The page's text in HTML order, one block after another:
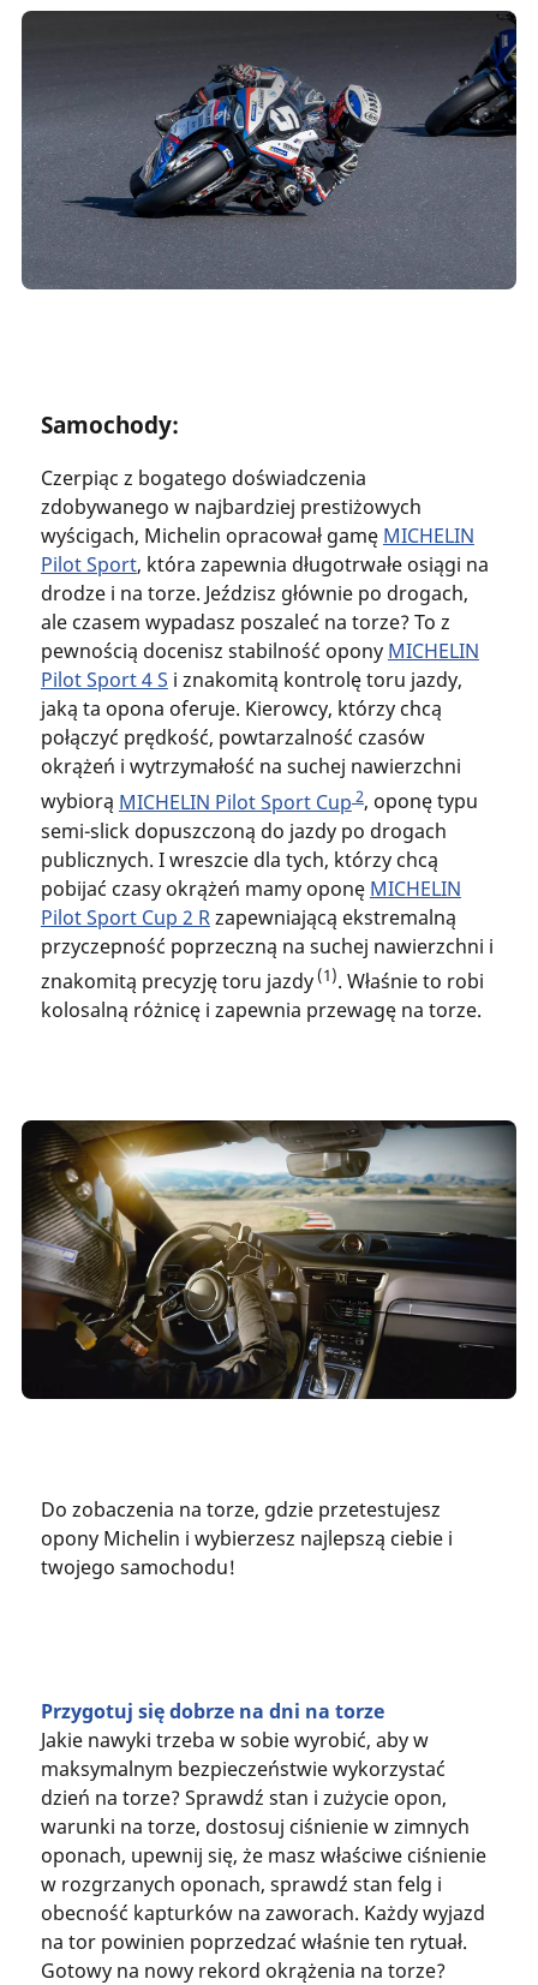
Samochody:
Czerpiąc z bogatego doświadczenia
zdobywanego w najbardziej prestiżowych
wyścigach, Michelin opracował gamę MICHELIN
Pilot Sport, która zapewnia długotrwałe osiągi na
drodze i na torze. Jeździsz głównie po drogach,
ale czasem wypadasz poszaleć na torze? To z
pewnością docenisz stabilność opony MICHELIN
Pilot Sport 4 S i znakomitą kontrolę toru jazdy,
jaką ta opona oferuje. Kierowcy, którzy chcą
połączyć prędkość, powtarzalność czasów
okrążeń i wytrzymałość na suchej nawierzchni
wybiorą MICHELIN Pilot Sport Cup 2, oponę typu
semi-slick dopuszczoną do jazdy po drogach
publicznych. I wreszcie dla tych, którzy chcą
pobijać czasy okrążeń mamy oponę MICHELIN
Pilot Sport Cup 2 Rzapewniającą ekstremalną
przyczepność poprzeczną na suchej nawierzchni i
znakomitą precyzję toru jazdy(1). Właśnie to robi
kolosalną różnicę i zapewnia przewagę na torze.
Do zobaczenia na torze, gdzie przetestujesz
opony Michelin i wybierzesz najlepszą ciebie i
twojego samochodu!
Przygotuj się dobrze na dni na torze
Jakie nawyki trzeba w sobie wyrobić, aby w
maksymalnym bezpieczeństwie wykorzystać
dzień na torze? Sprawdź stan i zużycie opon,
warunki na torze, dostosuj ciśnienie w zimnych
oponach, upewnij się, że masz właściwe ciśnienie
w rozgrzanych oponach, sprawdź stan felg i
obecność kapturków na zaworach. Każdy wyjazd
na tor powinien poprzedzać właśnie ten rytuał.
Gotowy na nowy rekord okrążenia na torze?